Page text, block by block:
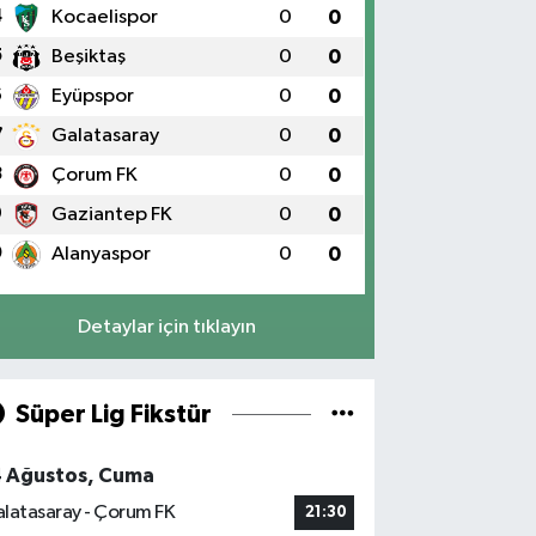
Kocaelispor 0 0
Beşiktaş 0 0
Eyüpspor 0 0
Galatasaray 0 0
Çorum FK 0 0
Gaziantep FK 0 0
Alanyaspor 0 0
Detaylar için tıklayın
Süper Lig Fikstür
Ağustos, Cuma
- Çorum FK
21:30